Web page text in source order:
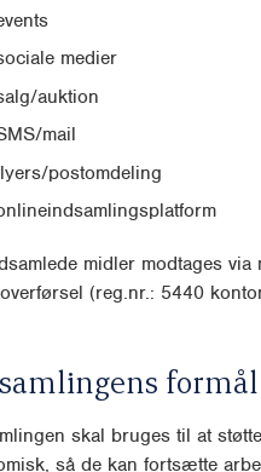
medier
auktion
mail
postomdeling
midler modtages
(reg.nr.: 5440
formål
skal bruges til at
så de kan fortsætte